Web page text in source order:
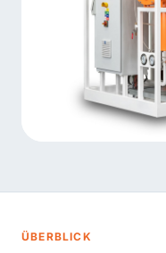
ÜBERBLICK